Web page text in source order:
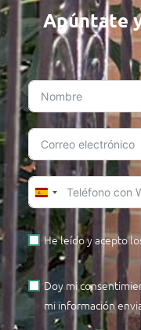
Apúntate
SPAIN
+34
He leído y acepto
Doy mi
mi información